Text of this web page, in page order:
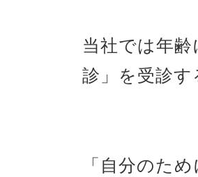
当社では年
診」を受診
「自分のた